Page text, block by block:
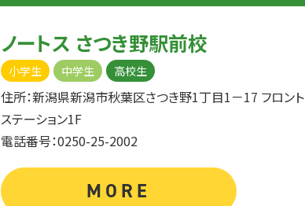
ノートス さつき野駅前校
小学生 中学生 高校生
住所：新潟県新潟市秋葉区さつき野1丁目1－17 フロント
ステーション1F
電話番号：0250-25-2002
MORE